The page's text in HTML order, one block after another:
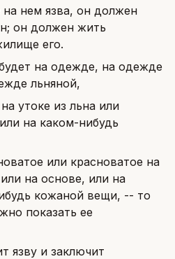
нем язва, он должен
он должен жить
его.
на одежде, на одежде
льняной,
утоке из льна или
на каком-нибудь
или красноватое на
на основе, или на
кожаной вещи, -- то
показать ее
язву и заключит